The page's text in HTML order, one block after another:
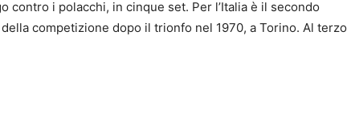
contro i polacchi, in cinque set. Per l’Italia è il secondo
competizione dopo il trionfo nel 1970, a Torino. Al terzo